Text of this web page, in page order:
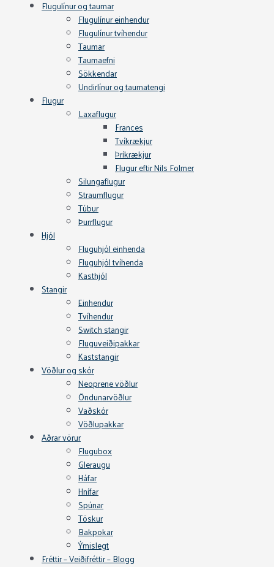
Flugulínur og taumar
Flugulínur einhendur
Flugulínur tvíhendur
Taumar
Taumaefni
Sökkendar
Undirlínur og taumatengi
Flugur
Laxaflugur
Frances
Tvíkrækjur
Þríkrækjur
Flugur eftir Nils Folmer
Silungaflugur
Straumflugur
Túbur
Þurrflugur
Hjól
Fluguhjól einhenda
Fluguhjól tvíhenda
Kasthjól
Stangir
Einhendur
Tvíhendur
Switch stangir
Fluguveiðipakkar
Kaststangir
Vöðlur og skór
Neoprene vöðlur
Öndunarvöðlur
Vaðskór
Vöðlupakkar
Aðrar vörur
Flugubox
Gleraugu
Háfar
Hnífar
Spúnar
Töskur
Bakpokar
Ýmislegt
Fréttir – Veiðifréttir – Blogg